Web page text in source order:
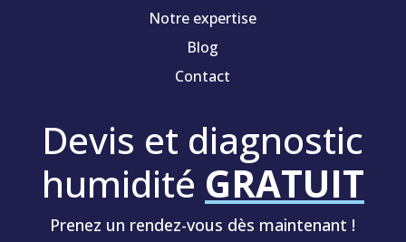
Notre expertise
Blog
Contact
Devis et diagnostic
humidité GRATUIT
Prenez un rendez-vous dès maintenant !